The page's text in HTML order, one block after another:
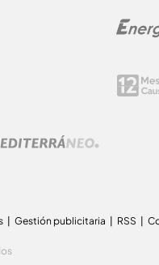
Gestión publicitaria RSS